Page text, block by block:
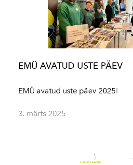
EMÜ AVATUD USTE PÄEV
EMÜ avatud uste päev 2025!
3. märts 2025